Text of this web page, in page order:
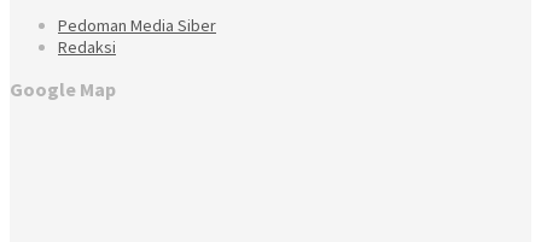
Pedoman Media Siber
Redaksi
Google Map